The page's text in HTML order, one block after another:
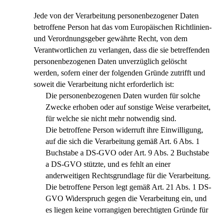
Jede von der Verarbeitung personenbezogener Daten
betroffene Person hat das vom Europäischen Richtlinien-
und Verordnungsgeber gewährte Recht, von dem
Verantwortlichen zu verlangen, dass die sie betreffenden
personenbezogenen Daten unverzüglich gelöscht
werden, sofern einer der folgenden Gründe zutrifft und
soweit die Verarbeitung nicht erforderlich ist:
Die personenbezogenen Daten wurden für solche
Zwecke erhoben oder auf sonstige Weise verarbeitet,
für welche sie nicht mehr notwendig sind.
Die betroffene Person widerruft ihre Einwilligung,
auf die sich die Verarbeitung gemäß Art. 6 Abs. 1
Buchstabe a DS-GVO oder Art. 9 Abs. 2 Buchstabe
a DS-GVO stützte, und es fehlt an einer
anderweitigen Rechtsgrundlage für die Verarbeitung.
Die betroffene Person legt gemäß Art. 21 Abs. 1 DS-
GVO Widerspruch gegen die Verarbeitung ein, und
es liegen keine vorrangigen berechtigten Gründe für